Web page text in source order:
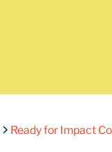
Ready for Impact